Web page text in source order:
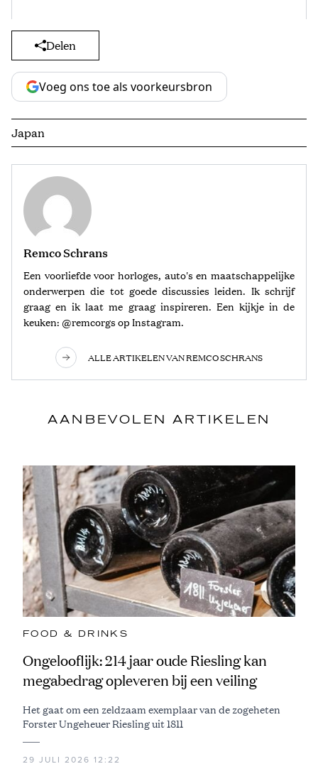
Delen
Voeg ons toe als voorkeursbron
Japan
Remco Schrans
Een voorliefde voor horloges, auto's en maatschappelijke
onderwerpen die tot goede discussies leiden. Ik schrijf
graag en ik laat me graag inspireren. Een kijkje in de
keuken: @remcorgs op Instagram.
ALLE ARTIKELEN VAN REMCO SCHRANS
AANBEVOLEN ARTIKELEN
FOOD & DRINKS
Ongelooflijk: 214 jaar oude Riesling kan
megabedrag opleveren bij een veiling
Het gaat om een zeldzaam exemplaar van de zogeheten
Forster Ungeheuer Riesling uit 1811
29 JULI 2026 12:22